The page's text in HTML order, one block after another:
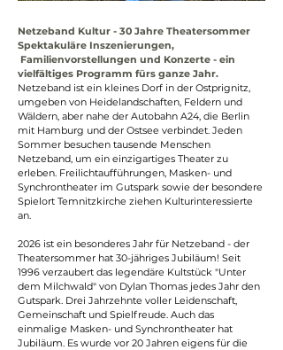
Netzeband Kultur - 30 Jahre Theatersommer
Spektakuläre Inszenierungen,
Familienvorstellungen und Konzerte - ein
vielfältiges Programm fürs ganze Jahr.
Netzeband ist ein kleines Dorf in der Ostprignitz,
umgeben von Heidelandschaften, Feldern und
Wäldern, aber nahe der Autobahn A24, die Berlin
mit Hamburg und der Ostsee verbindet. Jeden
Sommer besuchen tausende Menschen
Netzeband, um ein einzigartiges Theater zu
erleben. Freilichtaufführungen, Masken- und
Synchrontheater im Gutspark sowie der besondere
Spielort Temnitzkirche ziehen Kulturinteressierte
an.
2026 ist ein besonderes Jahr für Netzeband - der
Theatersommer hat 30-jähriges Jubiläum! Seit
1996 verzaubert das legendäre Kultstück "Unter
dem Milchwald" von Dylan Thomas jedes Jahr den
Gutspark. Drei Jahrzehnte voller Leidenschaft,
Gemeinschaft und Spielfreude. Auch das
einmalige Masken- und Synchrontheater hat
Jubiläum. Es wurde vor 20 Jahren eigens für die